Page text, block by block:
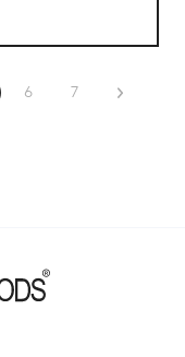
6 7